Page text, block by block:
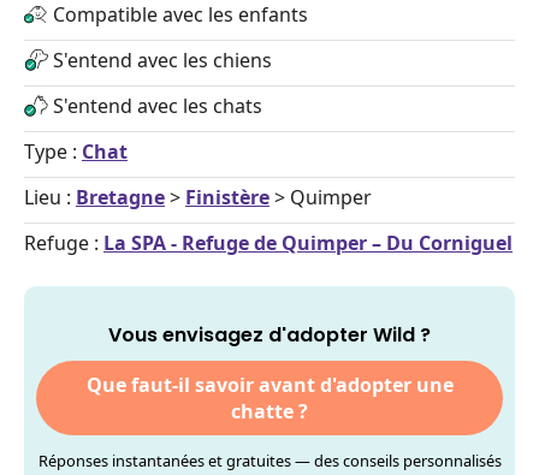
Compatible avec les enfants
S'entend avec les chiens
S'entend avec les chats
Type : Chat
Lieu : Bretagne> Finistère> Quimper
Refuge : La SPA - Refuge de Quimper – Du Corniguel
Vous envisagez d'adopter Wild ?
Que faut-il savoir avant d'adopter une
chatte ?
Réponses instantanées et gratuites — des conseils personnalisés